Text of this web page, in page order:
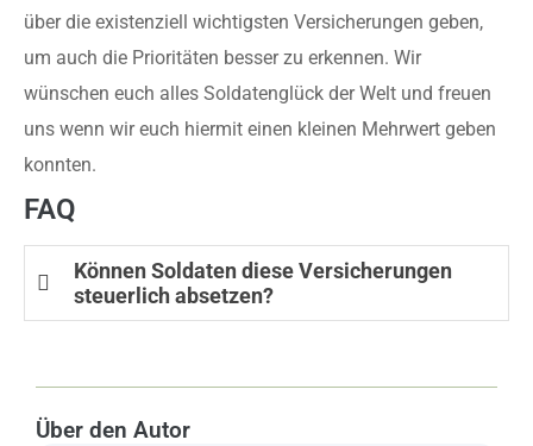
über die existenziell wichtigsten Versicherungen geben,
um auch die Prioritäten besser zu erkennen. Wir
wünschen euch alles Soldatenglück der Welt und freuen
uns wenn wir euch hiermit einen kleinen Mehrwert geben
konnten.
FAQ
Können Soldaten diese Versicherungen
steuerlich absetzen?
Über den Autor